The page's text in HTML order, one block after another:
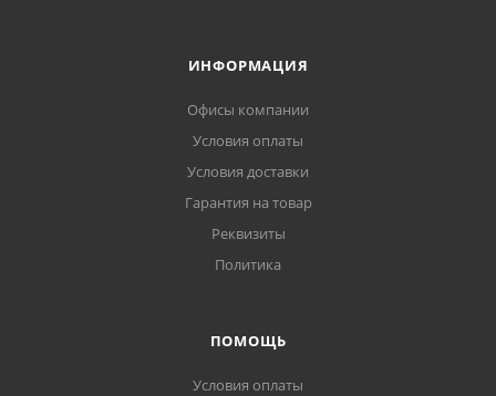
ИНФОРМАЦИЯ
Офисы компании
Условия оплаты
Условия доставки
Гарантия на товар
Реквизиты
Политика
ПОМОЩЬ
Условия оплаты